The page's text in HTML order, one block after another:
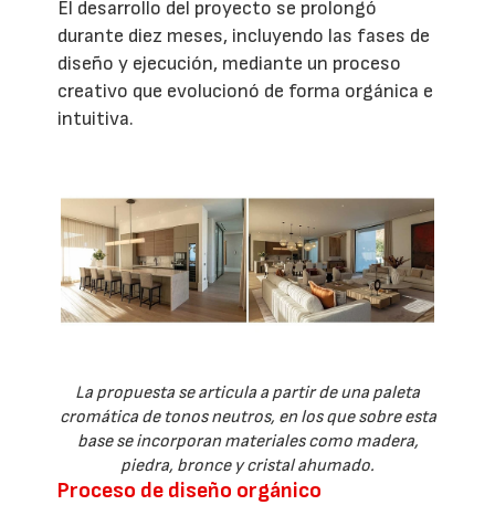
El desarrollo del proyecto se prolongó
durante diez meses, incluyendo las fases de
diseño y ejecución, mediante un proceso
creativo que evolucionó de forma orgánica e
intuitiva.
La propuesta se articula a partir de una paleta
cromática de tonos neutros, en los que sobre esta
base se incorporan materiales como madera,
piedra, bronce y cristal ahumado.
Proceso de diseño orgánico